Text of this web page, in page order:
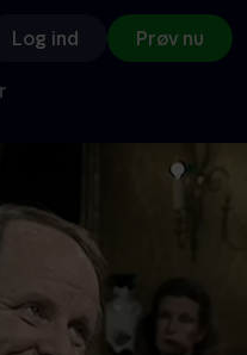
Log ind Prøv nu